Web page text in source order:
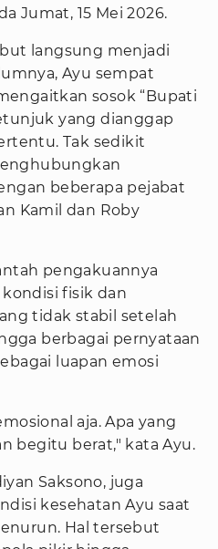
Jumat, 15 Mei 2026.
langsung menjadi
Ayu sempat
sosok “Bupati
yang dianggap
Tak sedikit
beberapa pejabat
Kamil dan Roby
pengakuannya
fisik dan
tidak stabil setelah
berbagai pernyataan
luapan emosi
aja. Apa yang
begitu berat," kata Ayu.
Saksono, juga
kesehatan Ayu saat
Hal tersebut